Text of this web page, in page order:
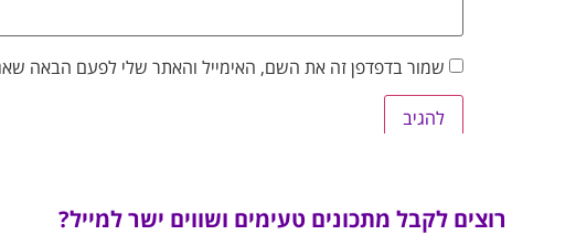
שמור בדפדפן זה את השם, האימייל והאתר שלי לפעם הבאה
רוצים לקבל מתכונים טעימים ושווים ישר למייל?